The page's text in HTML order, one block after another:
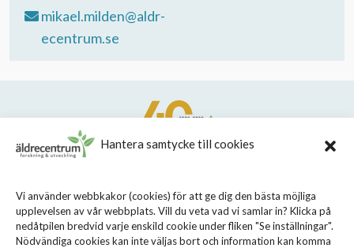
Hantera samtycke till cookies
Vi använder webbkakor (cookies) för att ge dig den bästa möjliga
upplevelsen av vår webbplats. Vill du veta vad vi samlar in? Klicka på
nedåtpilen bredvid varje enskild cookie under fliken "Se inställningar".
Nödvändiga cookies kan inte väljas bort och information kan komma
mikael.milden@aldr-
ecentrum.se
Sveavägen 155, 113 46 Stockholm
08 - 690 58 00